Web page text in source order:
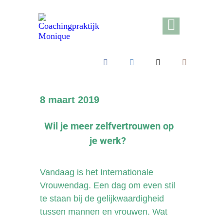
8 maart 2019
Wil je meer zelfvertrouwen op
je werk?
Vandaag is het Internationale
Vrouwendag. Een dag om even stil
te staan bij de gelijkwaardigheid
tussen mannen en vrouwen. Wat